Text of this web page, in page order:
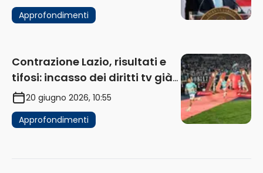
Approfondimenti
Contrazione Lazio, risultati e
tifosi: incasso dei diritti tv già
in flessione
20 giugno 2026, 10:55
Approfondimenti